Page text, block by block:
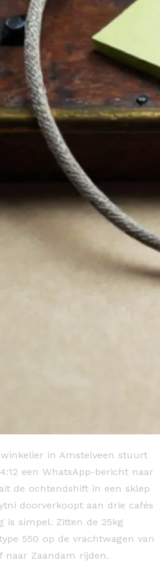
winkelier in Amstelveen stuurt
een WhatsApp-bericht naar
de ochtendshift in een sklep
doorverkoopt aan drie cafés
is simpel. Zitten de 25kg
550 op de vrachtwagen van
naar Zaandam rijden.